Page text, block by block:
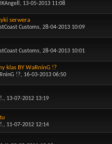
, 13-05-2013 11:08
serwera
Customs, 28-04-2013 10:09
Customs, 28-04-2013 10:01
klas BY WaRninG !?
!?, 16-03-2013 06:50
, 13-07-2012 13:19
, 11-07-2012 12:14